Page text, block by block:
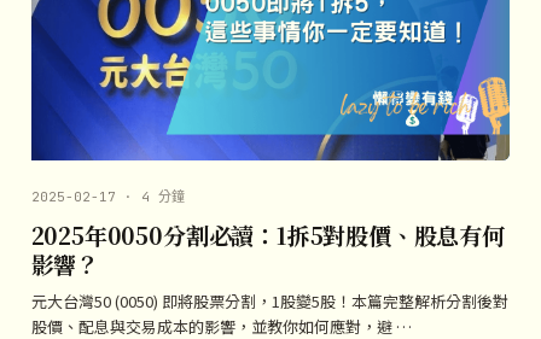
2025-02-17 · 4 分鐘
2025年0050分割必讀：1拆5對股價、股息有何
影響？
元大台灣50 (0050) 即將股票分割，1股變5股！本篇完整解析分割後對
股價、配息與交易成本的影響，並教你如何應對，避 …